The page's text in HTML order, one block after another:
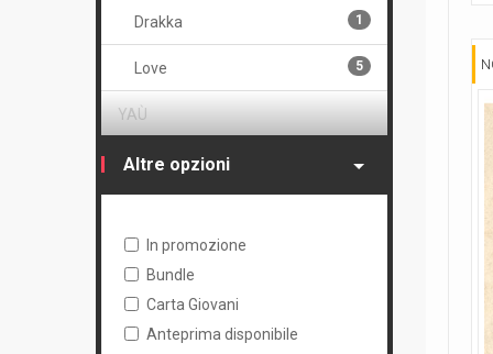
Drakka 1
Love 5
YAÙ
Camomille
Altre opzioni
In promozione
Bundle
Carta Giovani
Anteprima disponibile